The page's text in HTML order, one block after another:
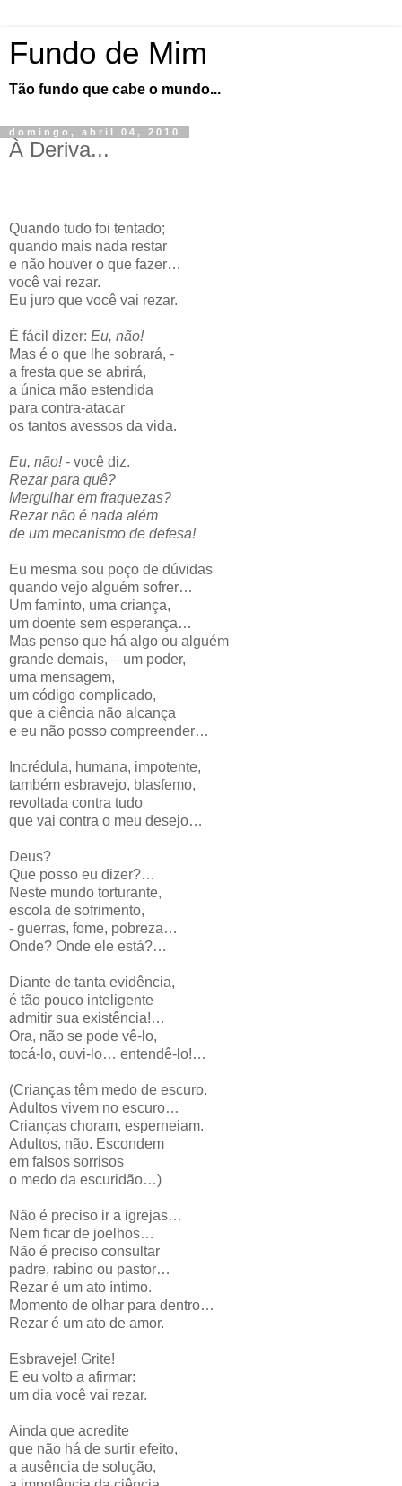
Fundo de Mim
Tão fundo que cabe o mundo...
domingo, abril 04, 2010
À Deriva...
Quando tudo foi tentado;
quando mais nada restar
e não houver o que fazer…
você vai rezar.
Eu juro que você vai rezar.
É fácil dizer: Eu, não!
Mas é o que lhe sobrará, -
a fresta que se abrirá,
a única mão estendida
para contra-atacar
os tantos avessos da vida.
Eu, não!- você diz.
Rezar para quê?
Mergulhar em fraquezas?
Rezar não é nada além
de um mecanismo de defesa!
Eu mesma sou poço de dúvidas
quando vejo alguém sofrer…
Um faminto, uma criança,
um doente sem esperança…
Mas penso que há algo ou alguém
grande demais, – um poder,
uma mensagem,
um código complicado,
que a ciência não alcança
e eu não posso compreender…
Incrédula, humana, impotente,
também esbravejo, blasfemo,
revoltada contra tudo
que vai contra o meu desejo…
Deus?
Que posso eu dizer?…
Neste mundo torturante,
escola de sofrimento,
- guerras, fome, pobreza…
Onde? Onde ele está?…
Diante de tanta evidência,
é tão pouco inteligente
admitir sua existência!…
Ora, não se pode vê-lo,
tocá-lo, ouvi-lo… entendê-lo!…
(Crianças têm medo de escuro.
Adultos vivem no escuro…
Crianças choram, esperneiam.
Adultos, não. Escondem
em falsos sorrisos
o medo da escuridão…)
Não é preciso ir a igrejas…
Nem ficar de joelhos…
Não é preciso consultar
padre, rabino ou pastor…
Rezar é um ato íntimo.
Momento de olhar para dentro…
Rezar é um ato de amor.
Esbraveje! Grite!
E eu volto a afirmar:
um dia você vai rezar.
Ainda que acredite
que não há de surtir efeito,
a ausência de solução,